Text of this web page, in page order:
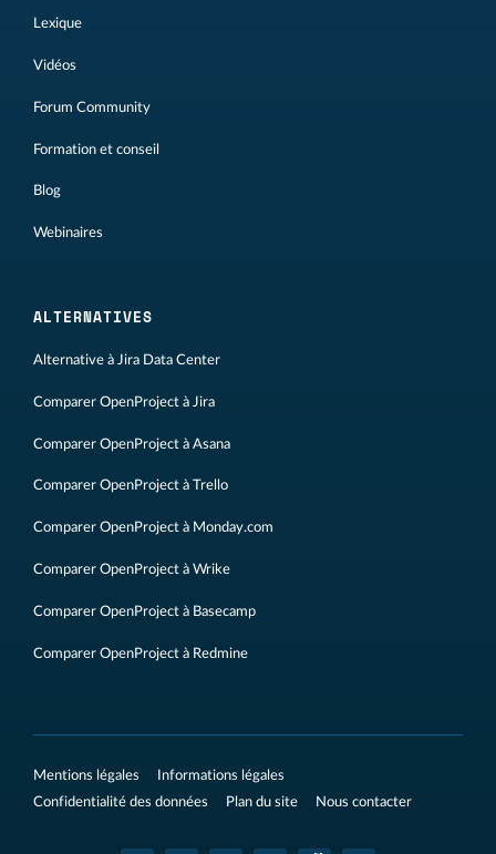
Lexique
Vidéos
Forum Community
Formation et conseil
Blog
Webinaires
ALTERNATIVES
Alternative à Jira Data Center
Comparer OpenProject à Jira
Comparer OpenProject à Asana
Comparer OpenProject à Trello
Comparer OpenProject à Monday.com
Comparer OpenProject à Wrike
Comparer OpenProject à Basecamp
Comparer OpenProject à Redmine
Mentions légales
Informations légales
Confidentialité des données
Plan du site Nous contacter